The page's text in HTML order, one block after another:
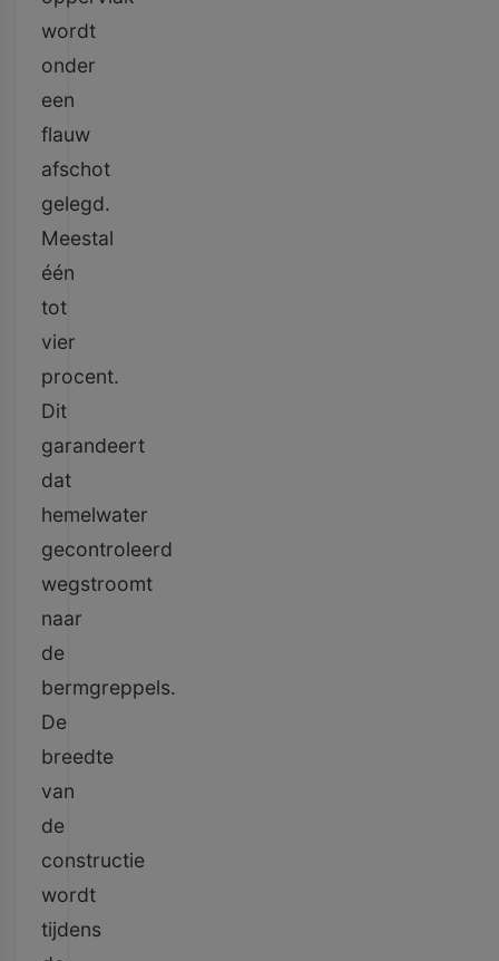
wordt
onder
een
flauw
afschot
gelegd.
Meestal
één
tot
vier
procent.
Dit
garandeert
dat
hemelwater
gecontroleerd
wegstroomt
naar
de
bermgreppels.
De
breedte
van
de
constructie
wordt
tijdens